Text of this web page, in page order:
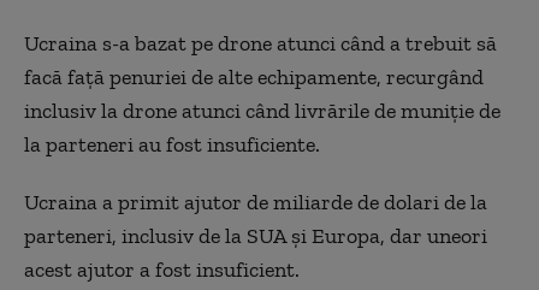
Ucraina s-a bazat pe drone atunci când a trebuit să
facă față penuriei de alte echipamente, recurgând
inclusiv la drone atunci când livrările de muniție de
la parteneri au fost insuficiente.
Ucraina a primit ajutor de miliarde de dolari de la
parteneri, inclusiv de la SUA și Europa, dar uneori
acest ajutor a fost insuficient.